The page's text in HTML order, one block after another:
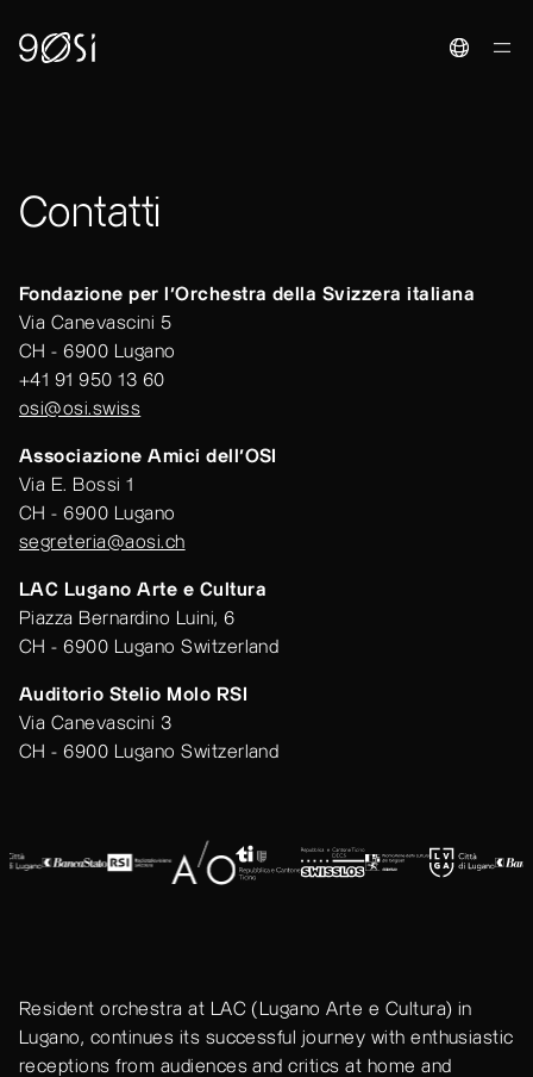
Toggle
Contatti
Fondazione per l'Orchestra della Svizzera italiana
Via Canevascini 5
CH - 6900 Lugano
+41 91 950 13 60
osi@osi.swiss
Associazione Amici dell'OSI
Via E. Bossi 1
CH - 6900 Lugano
segreteria@aosi.ch
LAC Lugano Arte e Cultura
Piazza Bernardino Luini, 6
CH - 6900 Lugano Switzerland
Auditorio Stelio Molo RSI
Via Canevascini 3
CH - 6900 Lugano Switzerland
Resident orchestra at LAC (Lugano Arte e Cultura) in
Lugano, continues its successful journey with enthusiastic
receptions from audiences and critics at home and